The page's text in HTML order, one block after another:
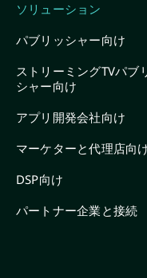
ソリューション
パブリッシャー向け
ストリーミングTVパブ
シャー向け
アプリ開発会社向け
マーケターと代理店向
DSP向け
パートナー企業と接続